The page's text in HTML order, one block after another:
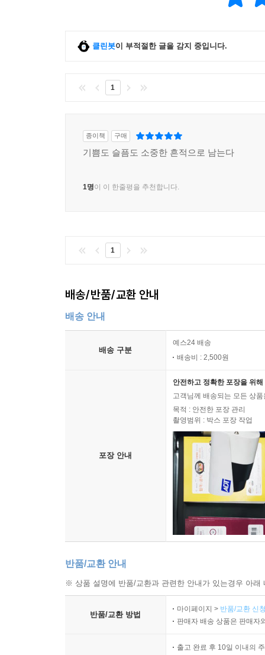
클린봇이 부적절한 글을 감지 중입니다.
1
종이책 구매
기쁨도 슬픔도 소중한 흔적으로 남는다
1명이 이 한줄평을 추천합니다.
1
배송/반품/교환 안내
배송 안내
배송 구분
예스24 배송
배송비 : 2,500원
포장 안내
안전하고 정확한 포장을 위
고객님께 배송되는 모든 상
목적 : 안전한 포장 관리
촬영범위 : 박스 포장 작업
반품/교환 안내
※ 상품 설명에 반품/교환과 관련한 안내가 있는경우 아
반품/교환 방법
마이페이지 > 반품/교환 신
판매자 배송 상품은 판매자
출고 완료 후 10일 이내의